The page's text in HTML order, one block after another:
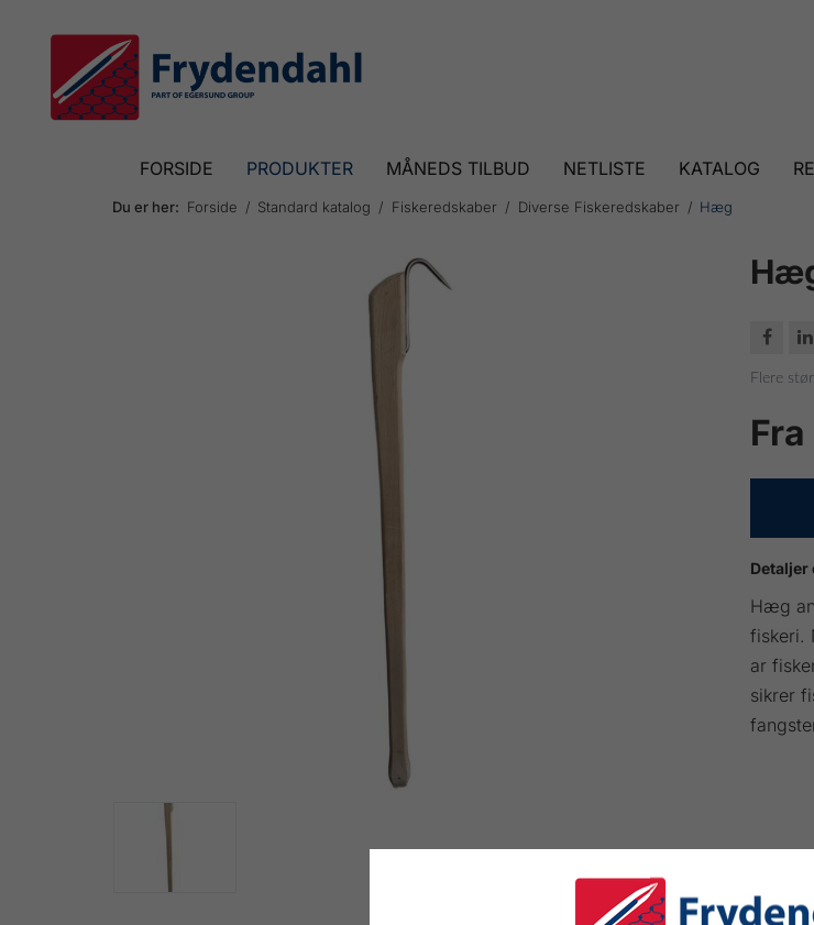
FORSIDE PRODUKTER MÅNEDS TILBUD NETLISTE KATALOG
Du er her: Forside Standard katalog Fiskeredskaber Diverse Fiskeredskaber Hæg
 
Flere
Fra
Hæg
fiskeri.
ar
sikrer